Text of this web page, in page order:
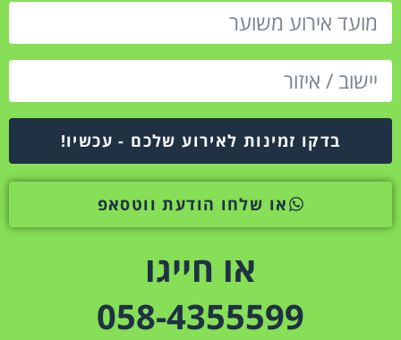
בדקו זמינות לאירוע שלכם - עכשיו!
או שלחו הודעת ווטסאפ
או חייגו
058-4355599